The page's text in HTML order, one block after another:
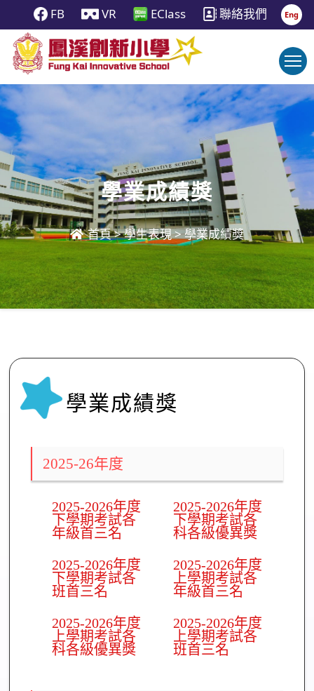
FB VR EClass 聯絡我們 Eng
學業成績獎
首頁>學生表現>學業成績獎
學業成績獎
2025-26年度
2025-2026年度
下學期考試各
年級首三名
2025-2026年度
下學期考試各
科各級優異獎
2025-2026年度
下學期考試各
班首三名
2025-2026年度
上學期考試各
年級首三名
2025-2026年度
上學期考試各
科各級優異獎
2025-2026年度
上學期考試各
班首三名